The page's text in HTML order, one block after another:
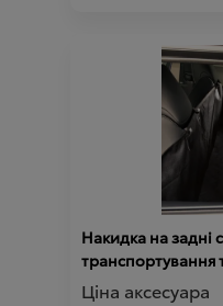
Накидка на задні
транспортування
(TOYOTA)
Ціна аксесуара